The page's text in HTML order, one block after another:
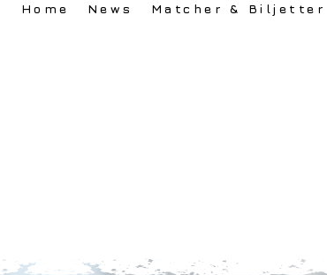
Home News Matcher & Biljetter